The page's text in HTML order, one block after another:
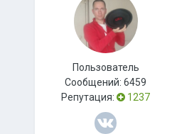
Пользователь
Сообщений:6459
Репутация:
1237